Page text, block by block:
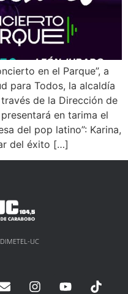
en el Parque”, a
para Todos, la alcaldía
de la Dirección de
en tarima el
del pop latino”: Karina,
del éxito […]
UC